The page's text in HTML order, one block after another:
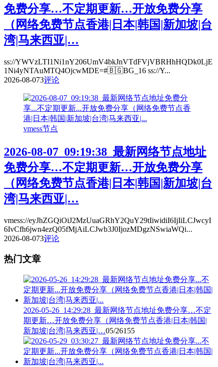
免费分享…不定期更新…开放免费分享
（网络免费节点香港|日本|韩国|新加坡|台
湾|马来西亚|…
ss://YWVzLTI1Ni1nY206UmV4bkJnVTdFVjVBRHhHQDk0LjE
1Ni4yNTAuMTQ4OjcwMDE=#🇧🇬BG_16 ss://Y...
2026-08-073评论
vmess节点
2026-08-07_09:19:38_最新网络节点地址
免费分享…不定期更新…开放免费分享
（网络免费节点香港|日本|韩国|新加坡|台
湾|马来西亚|…
vmess://eyJhZGQiOiJ2MzUuaGRhY2QuY29tIiwidiI6IjIiLCJwcyI
6IvCfh6jwn4ezQ05fMjAiLCJwb3J0IjozMDgzNSwiaWQi...
2026-08-073评论
热门文章
2026-05-26_14:29:28_最新网络节点地址免费分享…不定
期更新…开放免费分享（网络免费节点香港|日本|韩国|
新加坡|台湾|马来西亚|…05/26155